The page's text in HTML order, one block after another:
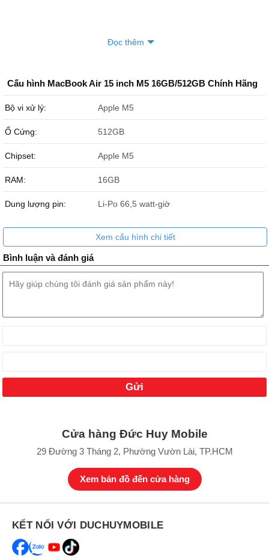
Đọc thêm
Cấu hình MacBook Air 15 inch M5 16GB/512GB Chính Hãng
Bộ vi xử lý: Apple M5
Ổ Cứng: 512GB
Chipset: Apple M5
RAM: 16GB
Dung lượng pin: Li-Po 66,5 watt‑giờ
Xem cấu hình chi tiết
Bình luận và đánh giá
Cửa hàng Đức Huy Mobile
29 Đường 3 Tháng 2, Phường Vườn Lài, TP.HCM
Xem bản đồ đến cửa hàng
KẾT NỐI VỚI DUCHUYMOBILE